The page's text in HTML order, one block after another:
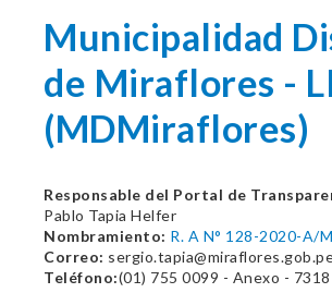
Municipalidad
de Miraflores -
(MDMiraflores)
Responsable del Portal de
Pablo Tapia Helfer
Nombramiento: R. A N° 128-2020-A/
Correo:
Teléfono:(01) 755 0099 - Anexo - 7318